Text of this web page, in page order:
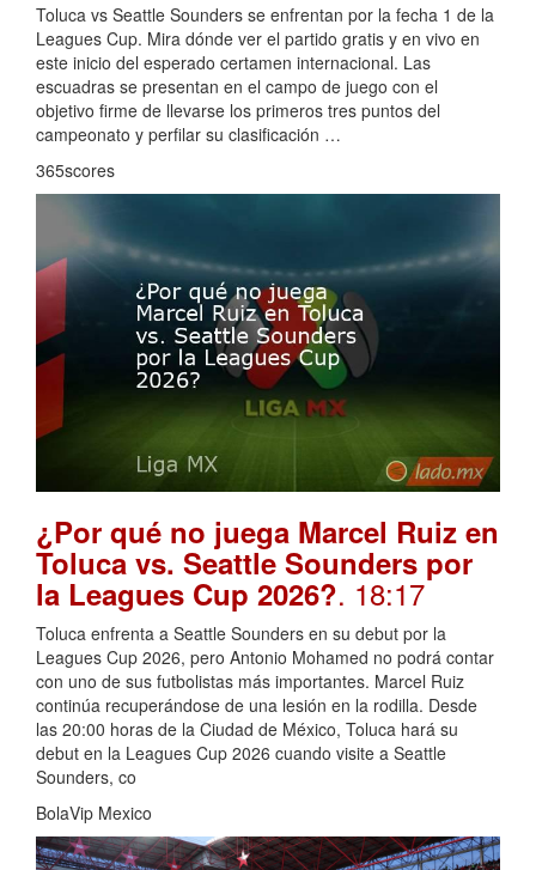
Toluca vs Seattle Sounders se enfrentan por la fecha 1 de la
Leagues Cup. Mira dónde ver el partido gratis y en vivo en
este inicio del esperado certamen internacional. Las
escuadras se presentan en el campo de juego con el
objetivo firme de llevarse los primeros tres puntos del
campeonato y perfilar su clasificación …
365scores
¿Por qué no juega Marcel Ruiz en
Toluca vs. Seattle Sounders por
la Leagues Cup 2026?. 18:17
Toluca enfrenta a Seattle Sounders en su debut por la
Leagues Cup 2026, pero Antonio Mohamed no podrá contar
con uno de sus futbolistas más importantes. Marcel Ruiz
continúa recuperándose de una lesión en la rodilla. Desde
las 20:00 horas de la Ciudad de México, Toluca hará su
debut en la Leagues Cup 2026 cuando visite a Seattle
Sounders, co
BolaVip Mexico